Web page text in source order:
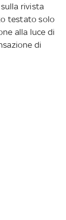
rivista
testato solo
alla luce di
di